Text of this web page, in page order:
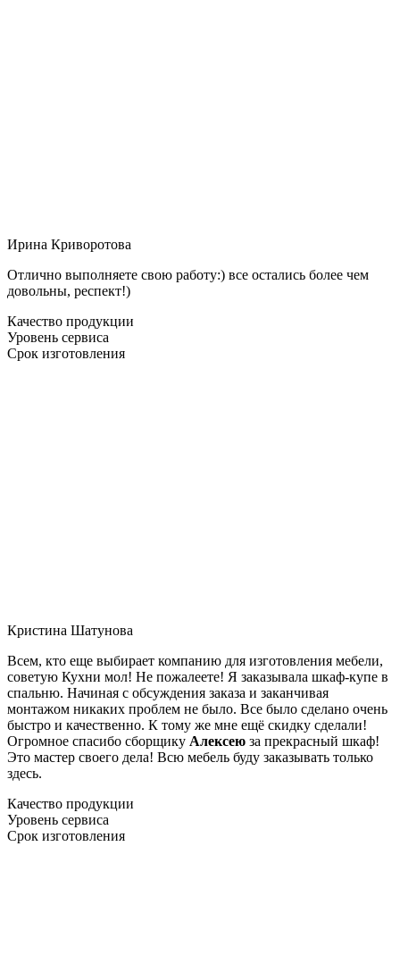
Ирина Криворотова
Отлично выполняете свою работу:) все остались более чем
довольны, респект!)
Качество продукции
Уровень сервиса
Срок изготовления
Кристина Шатунова
Всем, кто еще выбирает компанию для изготовления мебели,
советую Кухни мол! Не пожалеете! Я заказывала шкаф-купе в
спальню. Начиная с обсуждения заказа и заканчивая
монтажом никаких проблем не было. Все было сделано очень
быстро и качественно. К тому же мне ещё скидку сделали!
Огромное спасибо сборщику Алексею за прекрасный шкаф!
Это мастер своего дела! Всю мебель буду заказывать только
здесь.
Качество продукции
Уровень сервиса
Срок изготовления